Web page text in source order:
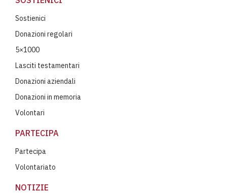
Sostienici
Donazioni regolari
5×1000
Lasciti testamentari
Donazioni aziendali
Donazioni in memoria
Volontari
PARTECIPA
Partecipa
Volontariato
NOTIZIE